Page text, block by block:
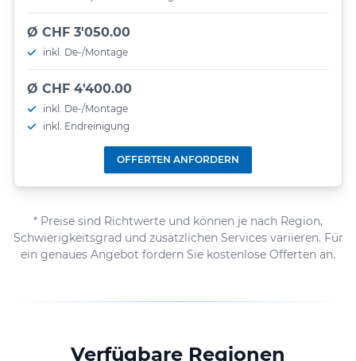
Ø CHF 3'050.00
inkl. De-/Montage
Ø CHF 4'400.00
inkl. De-/Montage
inkl. Endreinigung
OFFERTEN ANFORDERN
* Preise sind Richtwerte und können je nach Region,
Schwierigkeitsgrad und zusätzlichen Services variieren. Für
ein genaues Angebot fordern Sie kostenlose Offerten an.
Verfügbare Regionen